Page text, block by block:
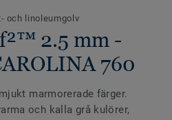
och linoleumgolv
2.5 mm -
760
marmorerade färger.
och kalla grå kulörer,